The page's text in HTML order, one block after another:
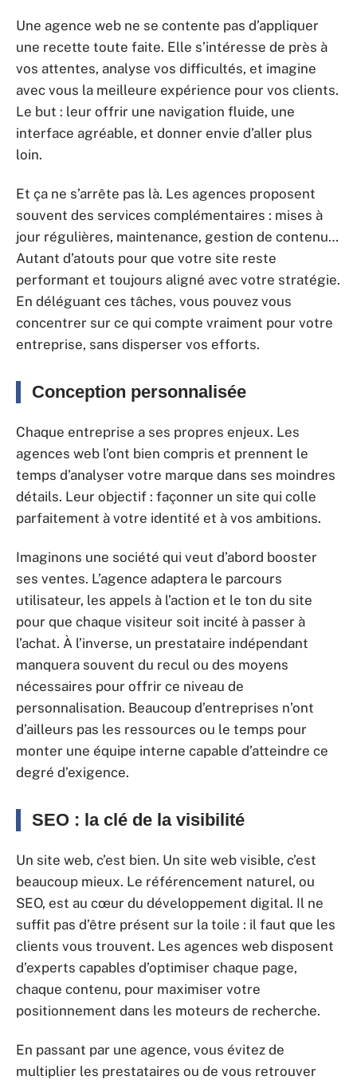
Une agence web ne se contente pas d’appliquer
une recette toute faite. Elle s’intéresse de près à
vos attentes, analyse vos difficultés, et imagine
avec vous la meilleure expérience pour vos clients.
Le but : leur offrir une navigation fluide, une
interface agréable, et donner envie d’aller plus
loin.
Et ça ne s’arrête pas là. Les agences proposent
souvent des services complémentaires : mises à
jour régulières, maintenance, gestion de contenu…
Autant d’atouts pour que votre site reste
performant et toujours aligné avec votre stratégie.
En déléguant ces tâches, vous pouvez vous
concentrer sur ce qui compte vraiment pour votre
entreprise, sans disperser vos efforts.
Conception personnalisée
Chaque entreprise a ses propres enjeux. Les
agences web l’ont bien compris et prennent le
temps d’analyser votre marque dans ses moindres
détails. Leur objectif : façonner un site qui colle
parfaitement à votre identité et à vos ambitions.
Imaginons une société qui veut d’abord booster
ses ventes. L’agence adaptera le parcours
utilisateur, les appels à l’action et le ton du site
pour que chaque visiteur soit incité à passer à
l’achat. À l’inverse, un prestataire indépendant
manquera souvent du recul ou des moyens
nécessaires pour offrir ce niveau de
personnalisation. Beaucoup d’entreprises n’ont
d’ailleurs pas les ressources ou le temps pour
monter une équipe interne capable d’atteindre ce
degré d’exigence.
SEO : la clé de la visibilité
Un site web, c’est bien. Un site web visible, c’est
beaucoup mieux. Le référencement naturel, ou
SEO, est au cœur du développement digital. Il ne
suffit pas d’être présent sur la toile : il faut que les
clients vous trouvent. Les agences web disposent
d’experts capables d’optimiser chaque page,
chaque contenu, pour maximiser votre
positionnement dans les moteurs de recherche.
En passant par une agence, vous évitez de
multiplier les prestataires ou de vous retrouver